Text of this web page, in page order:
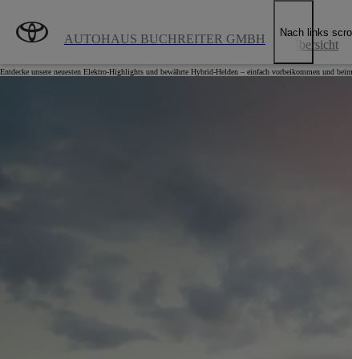
AUTOHAUS BUCHREITER GMBH Übersicht
Nach links
SPANNUNG PUR: TOYOTA ERLEBNISTAGE
17.04. – 18.04.2026
Entdecke unsere neuesten Elektro-Highlights und bewährte Hybrid-Helden – einfach vorbeikommen und